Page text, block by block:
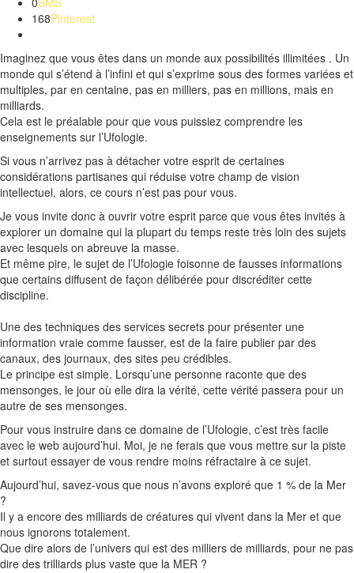
168Pinterest
Imaginez que vous êtes dans un monde aux possibilités illimitées . Un
monde qui s’étend à l’infini et qui s’exprime sous des formes variées et
multiples, par en centaine, pas en milliers, pas en millions, mais en
milliards.
Cela est le préalable pour que vous puissiez comprendre les
enseignements sur l’Ufologie.
Si vous n’arrivez pas à détacher votre esprit de certaines
considérations partisanes qui réduise votre champ de vision
intellectuel, alors, ce cours n’est pas pour vous.
Je vous invite donc à ouvrir votre esprit parce que vous êtes invités à
explorer un domaine qui la plupart du temps reste très loin des sujets
avec lesquels on abreuve la masse.
Et même pire, le sujet de l’Ufologie foisonne de fausses informations
que certains diffusent de façon délibérée pour discréditer cette
discipline.
Une des techniques des services secrets pour présenter une
information vraie comme fausser, est de la faire publier par des
canaux, des journaux, des sites peu crédibles.
Le principe est simple. Lorsqu’une personne raconte que des
mensonges, le jour où elle dira la vérité, cette vérité passera pour un
autre de ses mensonges.
Pour vous instruire dans ce domaine de l’Ufologie, c’est très facile
avec le web aujourd’hui. Moi, je ne ferais que vous mettre sur la piste
et surtout essayer de vous rendre moins réfractaire à ce sujet.
Aujourd’hui, savez-vous que nous n’avons exploré que 1 % de la Mer
?
Il y a encore des milliards de créatures qui vivent dans la Mer et que
nous ignorons totalement.
Que dire alors de l’univers qui est des milliers de milliards, pour ne pas
dire des trilliards plus vaste que la MER ?